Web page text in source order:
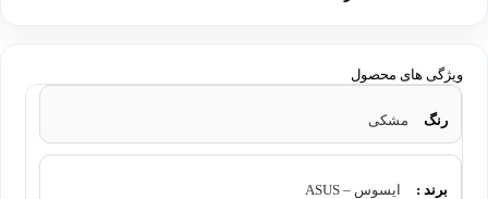
ویژگی های محصول
رنگ مشکی
برند : ایسوس – ASUS